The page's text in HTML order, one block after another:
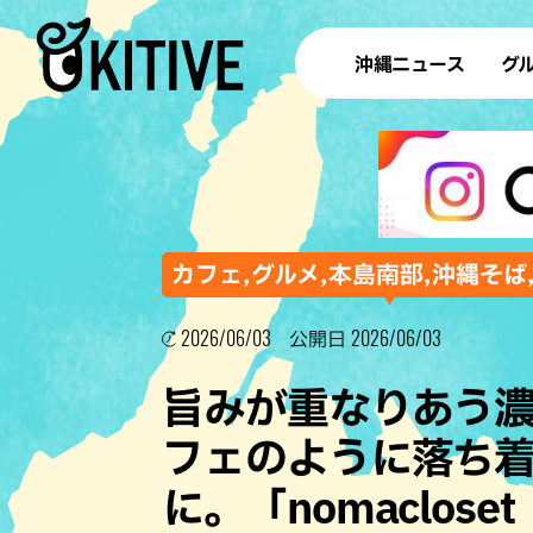
沖縄ニュース グ
ラ
テイ
すし
沖
ステー
その他
ブッフェ
カフェ,グルメ,本島南部,沖縄そ
2026/06/03 公開日 2026/06/03
旨みが重なりあう
フェのように落ち
に。「nomacloset